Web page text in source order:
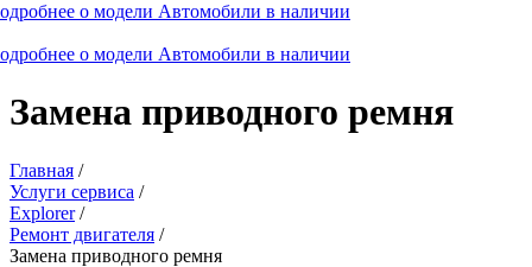
о модели Автомобили в наличии
о модели Автомобили в наличии
Замена приводного ремня
Главная /
Услуги сервиса /
Explorer/
Ремонт двигателя /
Замена приводного ремня